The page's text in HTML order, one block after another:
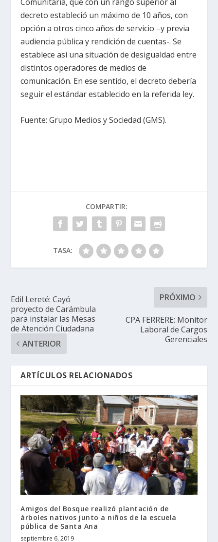
Comunitaria, que con un rango superior al
decreto estableció un máximo de 10 años, con
opción a otros cinco años de servicio –y previa
audiencia pública y rendición de cuentas-. Se
establece así una situación de desigualdad entre
distintos operadores de medios de
comunicación. En ese sentido, el decreto debería
seguir el estándar establecido en la referida ley.
Fuente: Grupo Medios y Sociedad (GMS).
COMPARTIR:
TASA:
Edil Lereté: Cayó
proyecto de Carámbula
para instalar las Mesas
de Atención Ciudadana
ANTERIOR
PRÓXIMO
CPA FERRERE: Monitor
Laboral de Cargos
Gerenciales
ARTÍCULOS RELACIONADOS
Amigos del Bosque realizó plantación de
árboles nativos junto a niños de la escuela
pública de Santa Ana
septiembre 6, 2019